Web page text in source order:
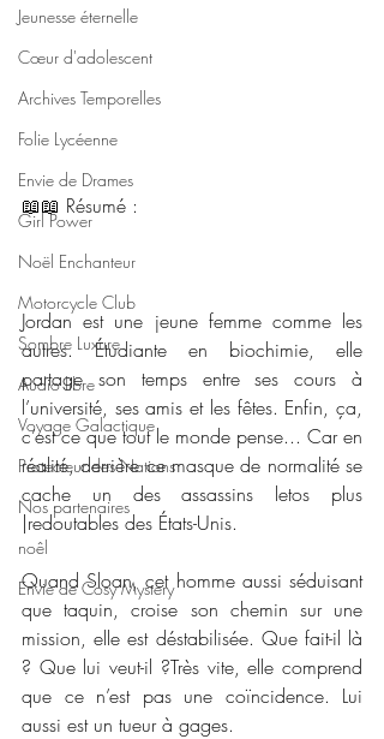
Jeunesse éternelle
Cœur d'adolescent
Archives Temporelles
Folie Lycéenne
Envie de Drames
Girl Power
Noël Enchanteur
Motorcycle Club
Sombre Luxure
Audio libre
Voyage Galactique
Protecteur des Nations
Nos partenaires
noêl
Envie de Cosy Mystery
📖📖 Résumé :
Jordan est une jeune femme comme les
autres. Étudiante en biochimie, elle
partage son temps entre ses cours à
l’université, ses amis et les fêtes. Enfin, ça,
c’est ce que tout le monde pense... Car en
réalité, derrière ce masque de normalité se
cache un des assassins letos plus
|redoutables des États-Unis.
Quand Sloan, cet homme aussi séduisant
que taquin, croise son chemin sur une
mission, elle est déstabilisée. Que fait-il là
? Que lui veut-il ?Très vite, elle comprend
que ce n’est pas une coïncidence. Lui
aussi est un tueur à gages.